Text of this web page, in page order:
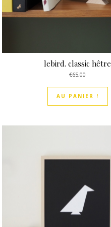
lebird. classic hêtre
€65,00
AU PANIER !